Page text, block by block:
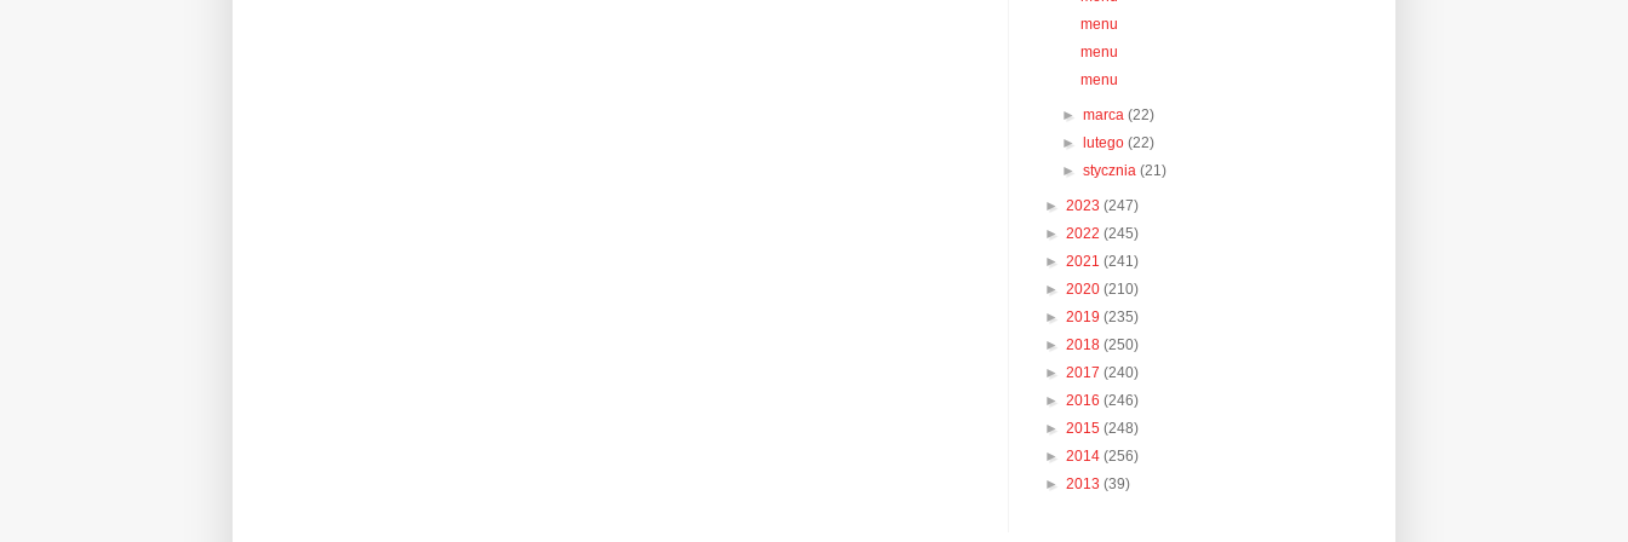
menu
menu
menu
►marca(22)
►
lutego(22)
►stycznia(21)
► 2023 (247)
► 2022 (245)
► 2021 (241)
► 2020 (210)
► 2019 (235)
► 2018 (250)
► 2017 (240)
► 2016 (246)
► 2015 (248)
► 2014 (256)
► 2013 (39)